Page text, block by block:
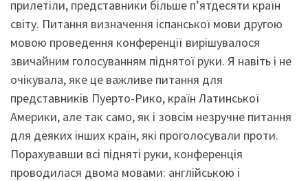
прилетіли, представники більше п’ятдесяти країн
світу. Питання визначення іспанської мови другою
мовою проведення конференції вирішувалося
звичайним голосуванням піднятої руки. Я навіть і не
очікувала, яке це важливе питання для
представників Пуерто-Рико, країн Латинської
Америки, але так само, як і зовсім незручне питання
для деяких інших країн, які проголосували проти.
Порахувавши всі підняті руки, конференція
проводилася двома мовами: англійською і